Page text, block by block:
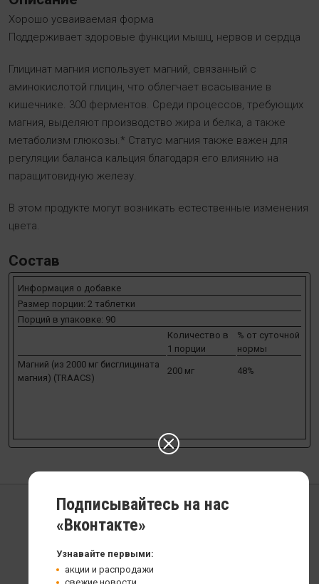
Хорошо усваиваемая форма
Поддерживает здоровые функции мышц, нервов и сердца
Глицинат магния использует магний, связанный с
аминокислотой глицин, что облегчает всасывание в
кишечнике. 300 ферментов. Среди процессов, требующих
магния, выделяют производство жира и белка, а также
метаболизм глюкозы.* Статус магния также важен для
регуляции баланса кальция благодаря его влиянию на
паращитовидную железу.
В этом продукте могут возникать естественные изменения
цвета.
Состав
Информация о добавке
Размер порции: 2 таблетки
Порций в упаковке: 90
Количество в
1 порции
% от суточной
нормы
Магний (из 2000 мг бисглицината
магния) (TRAACS)
200 мг 48%
Просмотренные товары
Подписывайтесь на нас
«Вконтакте»
Узнавайте первыми:
акции и распродажи